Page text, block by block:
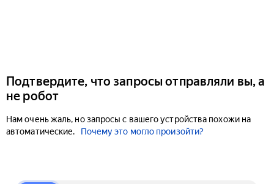
Подтвердите, что запросы отправляли вы, а
не робот
Нам очень жаль, но запросы с вашего устройства похожи на
автоматические.
Почему это могло произойти?